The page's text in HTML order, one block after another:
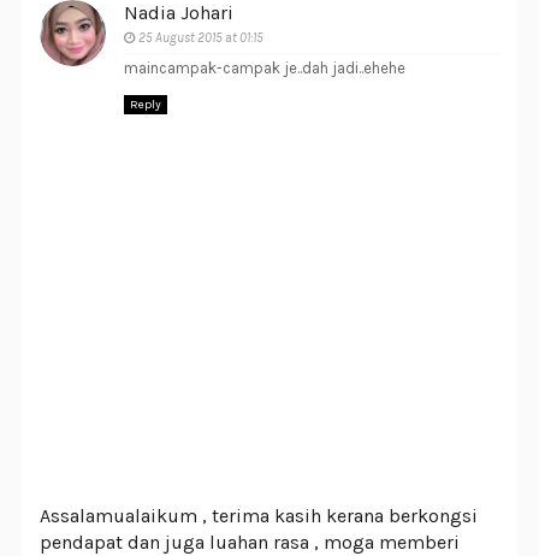
Nadia Johari
25 August 2015 at 01:15
maincampak-campak je..dah jadi..ehehe
Reply
Assalamualaikum , terima kasih kerana berkongsi
pendapat dan juga luahan rasa , moga memberi